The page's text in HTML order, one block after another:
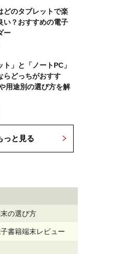
どのタブレットで楽
い？おすすめの電子
ー
ト」と「ノートPC」
らどっちがおすす
用途別の選び方を解
っと見る
の選び方
書籍端末レビュー